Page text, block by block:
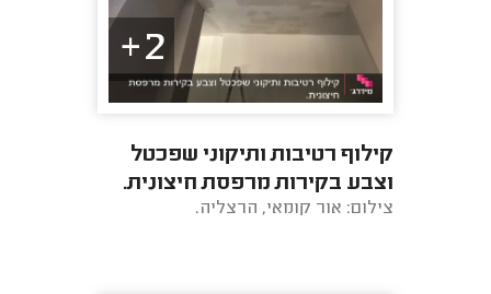
2+
קילוף רטיבות ותיקוני שפכטל
וצבע בקירות מרפסת חיצונית.
צילום: אור קומאי, הרצליה.